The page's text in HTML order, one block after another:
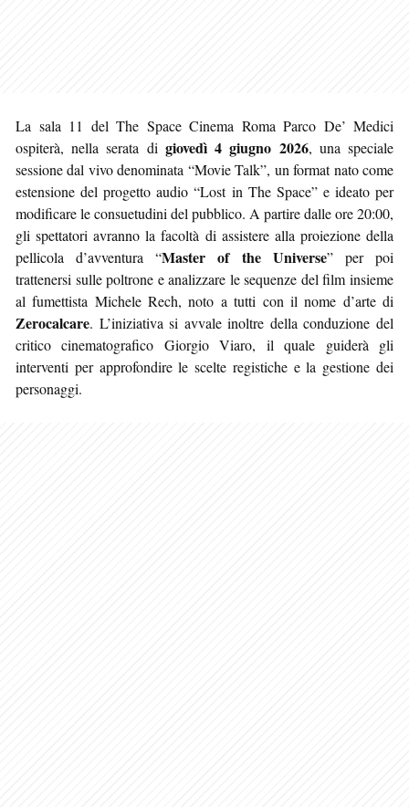
La sala 11 del The Space Cinema Roma Parco De’ Medici
ospiterà, nella serata di giovedì 4 giugno 2026, una speciale
sessione dal vivo denominata “Movie Talk”, un format nato come
estensione del progetto audio “Lost in The Space” e ideato per
modificare le consuetudini del pubblico. A partire dalle ore 20:00,
gli spettatori avranno la facoltà di assistere alla proiezione della
pellicola d’avventura “Master of the Universe” per poi
trattenersi sulle poltrone e analizzare le sequenze del film insieme
al fumettista Michele Rech, noto a tutti con il nome d’arte di
Zerocalcare. L’iniziativa si avvale inoltre della conduzione del
critico cinematografico Giorgio Viaro, il quale guiderà gli
interventi per approfondire le scelte registiche e la gestione dei
personaggi.